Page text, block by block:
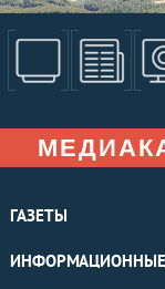
ГАЗЕТЫ
ИНФОРМАЦИОННЫЕ